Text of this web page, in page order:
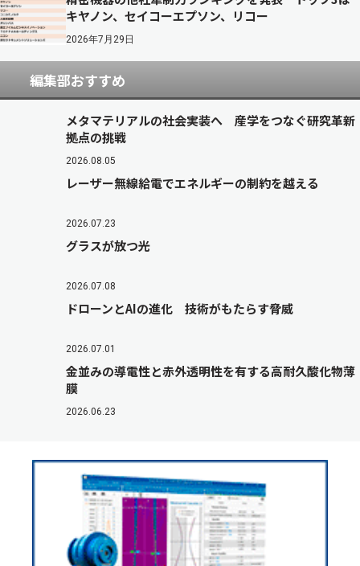
キヤノン、セイコーエプソン、リコー
2026年7月29日
編集部おすすめ
メタマテリアルの社会実装へ 産学をつなぐ研究革新
拠点の挑戦
2026.08.05
レーザー無線給電でエネルギーの制約を越える
2026.07.23
グラスが放つ光
2026.07.08
ドローンとAIの進化 技術がもたらす脅威
2026.07.01
金並みの導電性と赤外透明性を有する高耐久酸化物薄
膜
2026.06.23